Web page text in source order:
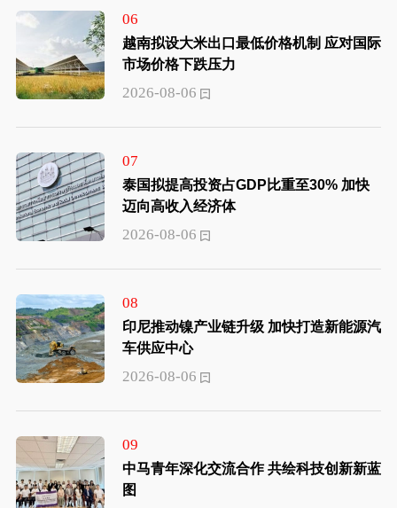
06
越南拟设大米出口最低价格机制 应对国际
市场价格下跌压力
2026-08-06
07
泰国拟提高投资占GDP比重至30% 加快
迈向高收入经济体
2026-08-06
08
印尼推动镍产业链升级 加快打造新能源汽
车供应中心
2026-08-06
09
中马青年深化交流合作 共绘科技创新新蓝
图